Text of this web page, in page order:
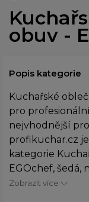
obuv -
Popis kategorie
Kuchařské
pro
nejvhodnější
profikuchar.cz
kategorie
EGOchef, šedá,
Zobrazit více